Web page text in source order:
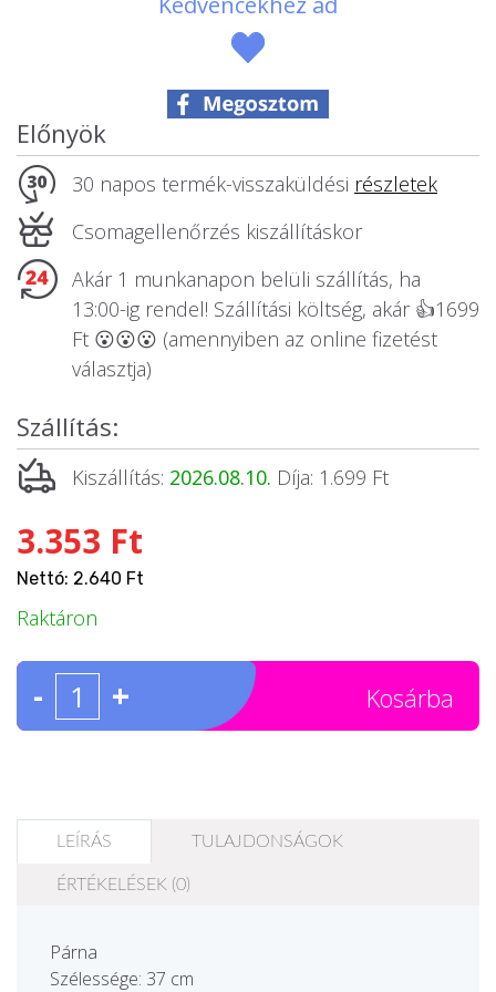
Állatos ajándéktárgyak
Előnyök
30 napos termék-visszaküldési részletek
Csomagellenőrzés kiszállításkor
Akár 1 munkanapon belüli szállítás, ha
13:00-ig rendel! Szállítási költség, akár 👍1699
Ft 😮😮😮 (amennyiben az online fizetést
választja)
Szállítás:
Kiszállítás: 2026.08.10. Díja: 1.699 Ft
3.353 Ft
Nettó: 2.640 Ft
Raktáron
- + Kosárba
LEÍRÁS TULAJDONSÁGOK
ÉRTÉKELÉSEK (0)
Párna
Szélessége: 37 cm